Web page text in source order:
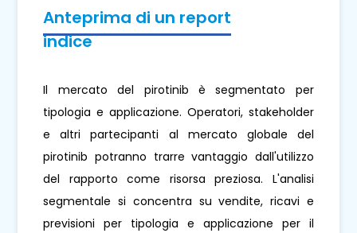
Anteprima di un report
indice
Il mercato del pirotinib è segmentato per
tipologia e applicazione. Operatori, stakeholder
e altri partecipanti al mercato globale del
pirotinib potranno trarre vantaggio dall'utilizzo
del rapporto come risorsa preziosa. L'analisi
segmentale si concentra su vendite, ricavi e
previsioni per tipologia e applicazione per il